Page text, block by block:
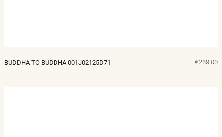
BUDDHA TO BUDDHA 001J02125D71 €269,00